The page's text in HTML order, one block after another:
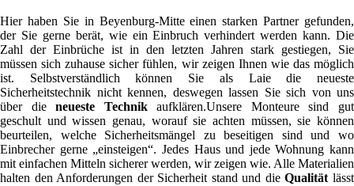
Hier haben Sie in Beyenburg-Mitte einen starken Partner gefunden,
der Sie gerne berät, wie ein Einbruch verhindert werden kann. Die
Zahl der Einbrüche ist in den letzten Jahren stark gestiegen, Sie
müssen sich zuhause sicher fühlen, wir zeigen Ihnen wie das möglich
ist. Selbstverständlich können Sie als Laie die neueste
Sicherheitstechnik nicht kennen, deswegen lassen Sie sich von uns
über dieneueste Technikaufklären.Unsere Monteure sind gut
geschult und wissen genau, worauf sie achten müssen, sie können
beurteilen, welche Sicherheitsmängel zu beseitigen sind und wo
Einbrecher gerne „einsteigen“. Jedes Haus und jede Wohnung kann
mit einfachen Mitteln sicherer werden, wir zeigen wie. Alle Materialien
halten den Anforderungen der Sicherheit stand und dieQualität lässt